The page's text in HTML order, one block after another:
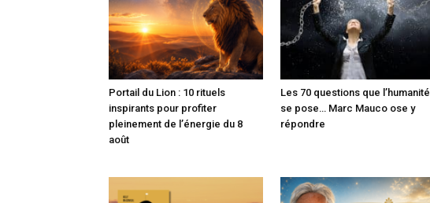
Portail du Lion : 10 rituels
inspirants pour profiter
pleinement de l’énergie du 8
août
Les 70 questions que l’humanité
se pose… Marc Mauco ose y
répondre